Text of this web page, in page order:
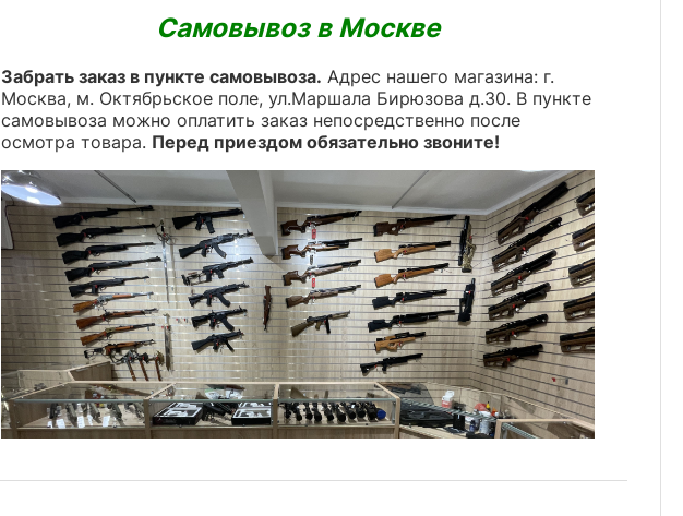
Самовывоз в Москве
Забрать заказ в пункте самовывоза. Адрес нашего магазина: г.
Москва, м. Октябрьское поле, ул.Маршала Бирюзова д.30. В пункте
самовывоза можно оплатить заказ непосредственно после
осмотра товара. Перед приездом обязательно звоните!